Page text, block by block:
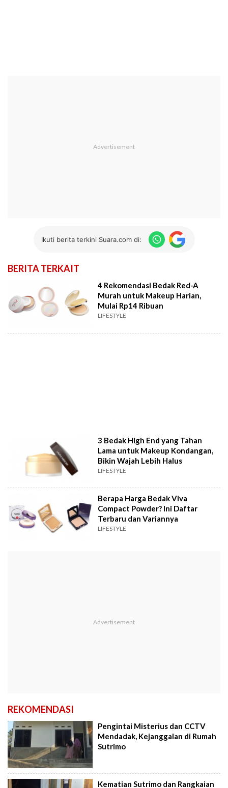
Ikuti berita terkini Suara.com di:
BERITA TERKAIT
4 Rekomendasi Bedak Red-A
Murah untuk Makeup Harian,
Mulai Rp14 Ribuan
LIFESTYLE
3 Bedak High End yang Tahan
Lama untuk Makeup Kondangan,
Bikin Wajah Lebih Halus
LIFESTYLE
Berapa Harga Bedak Viva
Compact Powder? Ini Daftar
Terbaru dan Variannya
LIFESTYLE
REKOMENDASI
Pengintai Misterius dan CCTV
Mendadak, Kejanggalan di Rumah
Sutrimo
Kematian Sutrimo dan Rangkaian